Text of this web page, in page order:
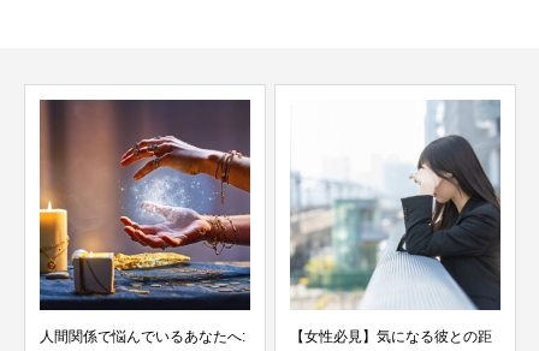
人間関係で悩んでいるあなたへ:
【女性必見】気になる彼との距